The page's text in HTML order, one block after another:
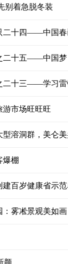
别着急脱冬装
二十四——中国春
二十五——中国梦
二十三——学习雷
游市场旺旺旺
溶洞群，美仑
爆棚
建百岁健康省示
：雾凇景观美如画
颜